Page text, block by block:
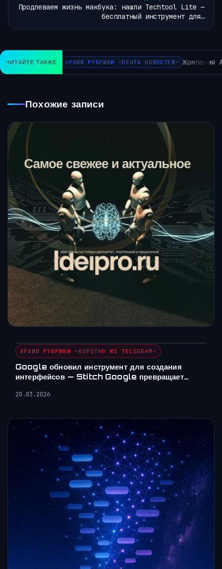
Продлеваем жизнь макбука: нашли Techtool Lite —
бесплатный инструмент для…
ЧИТАЙТЕ ТАКЖЕ АРХИВ РУБРИКИ ~ЛЕНТА НОВОСТЕЙ~ Компания
Похожие записи
АРХИВ РУБРИКИ ~КОРОТКО ИЗ TELEGRAM~
Google обновил инструмент для создания
интерфейсов — Stitch Google превращает…
20.03.2026